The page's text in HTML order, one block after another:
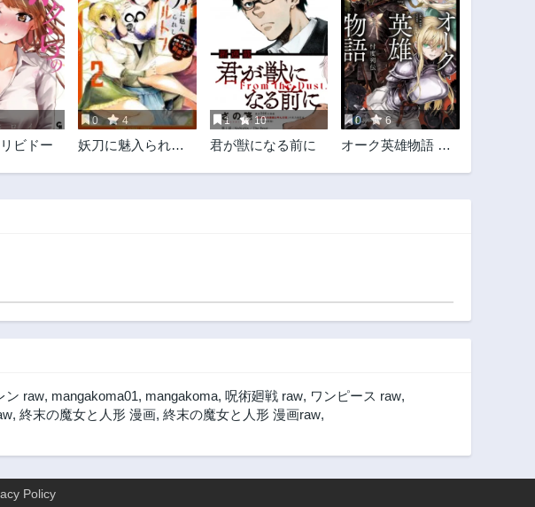
ビドー
0 4
妖刀に魅入られし
軍勢を率いる《最
1 10
君が獣になる前に
0 6
オーク英雄物語 忖
ン raw, mangakoma01, mangakoma, 呪術廻戦 raw, ワンピース raw,
, 終末の魔女と人形 漫画, 終末の魔女と人形 漫画raw,
Policy